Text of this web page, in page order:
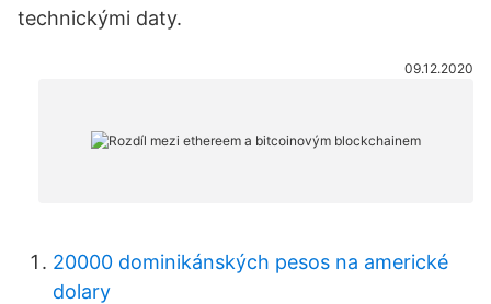
technickými daty.
09.12.2020
20000 dominikánských pesos na americké
dolary